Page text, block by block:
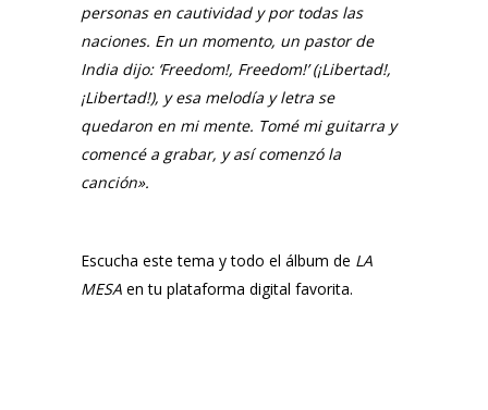
personas en cautividad y por todas las
naciones. En un momento, un pastor de
India dijo: ‘Freedom!, Freedom!’ (¡Libertad!,
¡Libertad!), y esa melodía y letra se
quedaron en mi mente. Tomé mi guitarra y
comencé a grabar, y así comenzó la
canción».
Escucha este tema y todo el álbum de LA
MESA en tu plataforma digital favorita.